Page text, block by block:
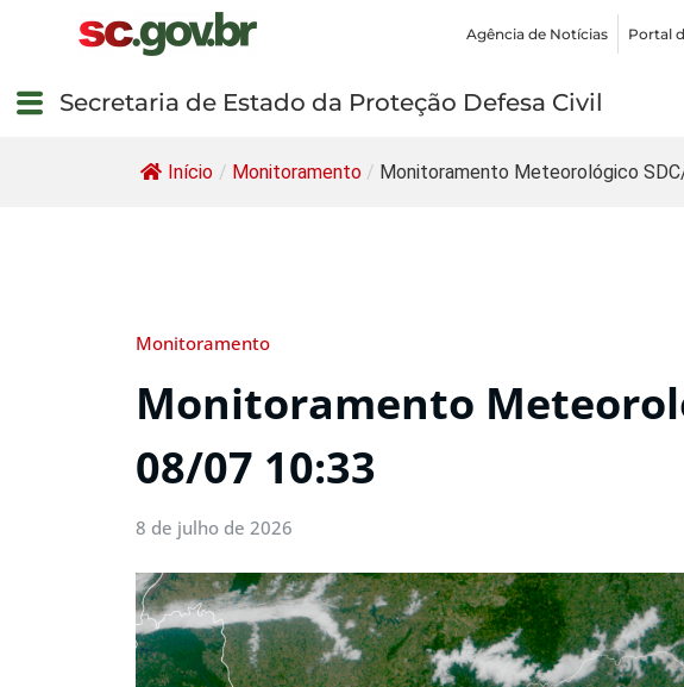
Agência de Notícias Portal
Secretaria de Estado da Proteção Defesa Civil
Início / Monitoramento / Monitoramento Meteorológico
Monitoramento
Monitoramento
08/07 10:33
8 de julho de 2026